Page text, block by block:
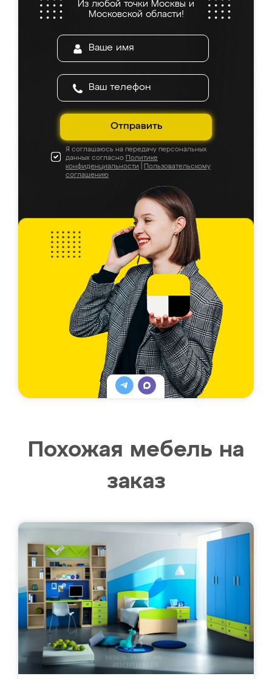
Из любой точки Москвы и
Московской области!
Отправить
Я соглашаюсь на передачу персональных
данных согласно Политике
конфиденциальности
Пользовательскому
соглашению
Похожая мебель на
заказ